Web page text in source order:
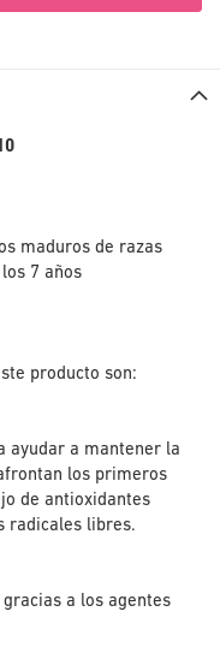
maduros de razas
7 años
producto son:
ayudar a mantener la
los primeros
de antioxidantes
radicales libres.
a los agentes